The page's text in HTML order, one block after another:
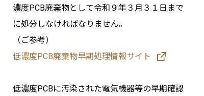
濃度PCB廃棄物として令和９年３月３１日まで
に処分しなければなりません。
（ご参考）
低濃度PCB廃棄物早期処理情報サイト
低濃度PCBに汚染された電気機器等の早期確認